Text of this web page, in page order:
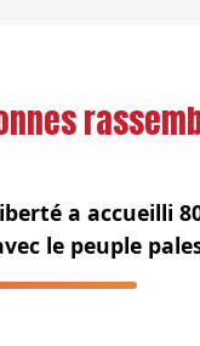
a accueilli
le peuple